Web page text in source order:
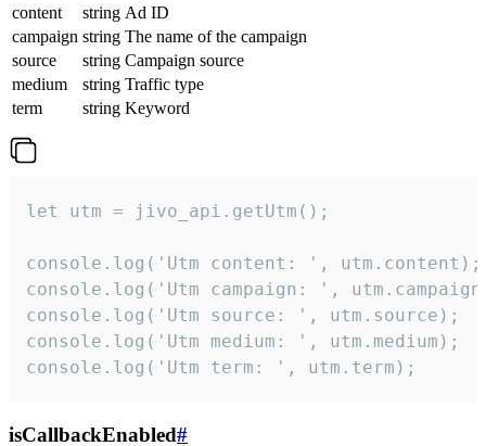
content
string Ad ID
campaign string The name of the campaign
source
string Campaign source
medium
string Traffic type
term
string Keyword
let utm = jivo_api.getUtm();
console.log('Utm content: ', utm.content);
console.log('Utm campaign: ',
console.log('Utm source: ', utm.source);
console.log('Utm medium: ', utm.medium);
console.log('Utm term: ', utm.term);
isCallbackEnabled#